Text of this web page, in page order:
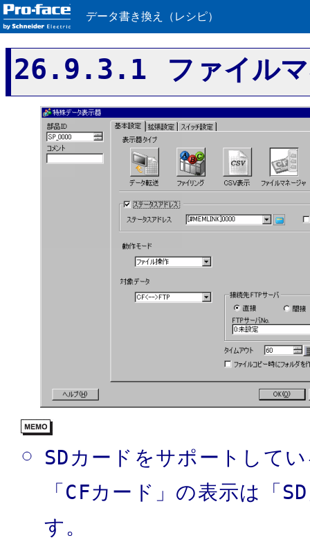
データ書き換え（レシピ）
26.9.3.1 ファイル
SDカードをサポートして
「CFカード」の表示は「
す。